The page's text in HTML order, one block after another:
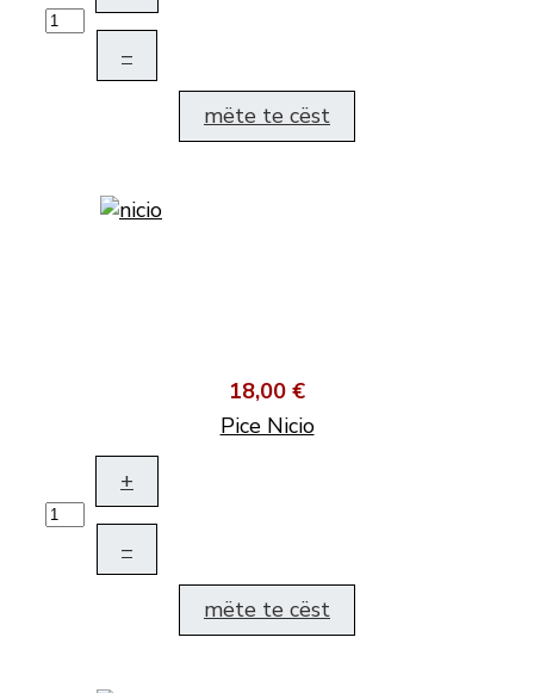
–
mëte te cëst
18,00 €
Pice Nicio
+
–
mëte te cëst